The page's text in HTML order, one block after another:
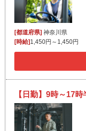
[都道府県] 神奈川県
[時給] 1,450円～1,450円